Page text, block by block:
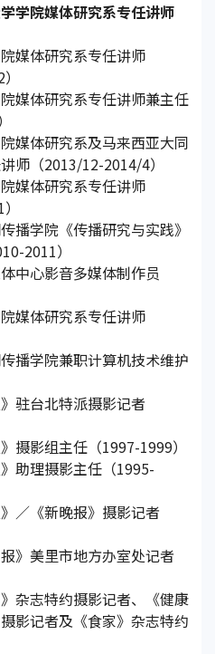
学院媒体研究系专任讲师
媒体研究系专任讲师
媒体研究系专任讲师兼主任
媒体研究系及马来西亚大同
师（2013/12-2014/4）
媒体研究系专任讲师
播学院《传播研究与实践》
2011）
中心影音多媒体制作员
媒体研究系专任讲师
播学院兼职计算机技术维护
驻台北特派摄影记者
摄影组主任（1997-1999）
助理摄影主任（1995-
／《新晚报》摄影记者
》美里市地方办室处记者
杂志特约摄影记者、《健康
影记者及《食家》杂志特约